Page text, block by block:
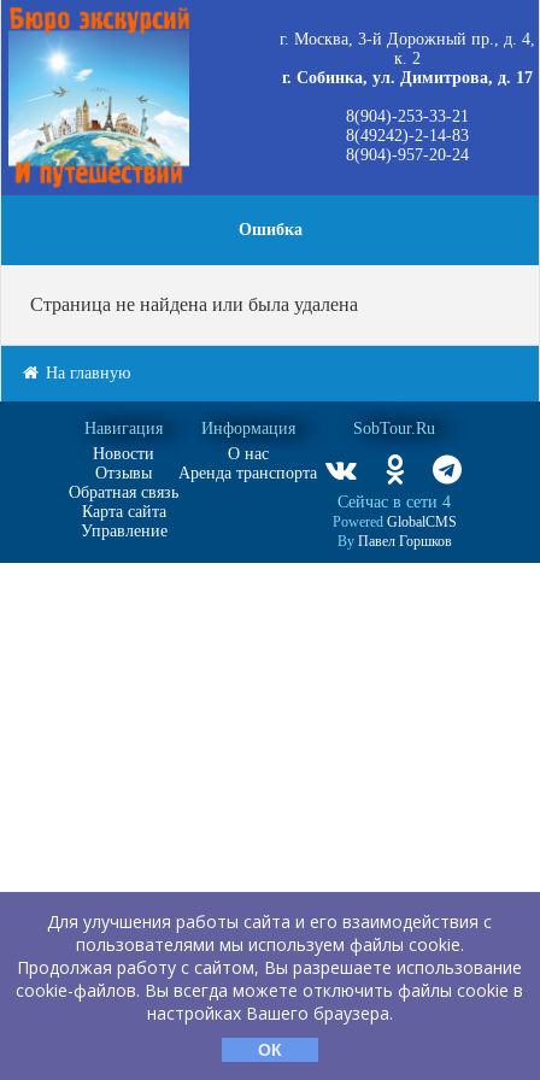
г. Москва, 3-й Дорожный пр., д. 4,
к. 2
г. Собинка, ул. Димитрова, д. 17
8(904)-253-33-21
8(49242)-2-14-83
8(904)-957-20-24
Ошибка
Страница не найдена или была удалена
На главную
Навигация
Новости
Отзывы
Обратная связь
Карта сайта
Управление
Информация
О нас
Аренда транспорта
SobTour.Ru
Сейчас в сети 4
Powered GlobalCMS
By Павел Горшков
Для улучшения работы сайта и его взаимодействия с
пользователями мы используем файлы cookie.
Продолжая работу с сайтом, Вы разрешаете использование
cookie-файлов. Вы всегда можете отключить файлы cookie в
настройках Вашего браузера.
ОК